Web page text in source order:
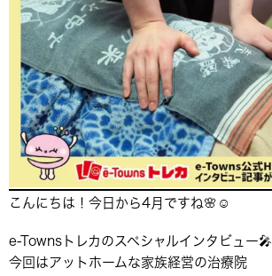
こんにちは！今日から4月ですね🌸☺️
e-Townsトレカのスペシャルインタビュー🎤
今回はアットホームな家族経営の治療院